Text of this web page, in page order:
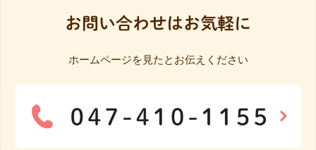
お問い合わせはお気軽に
ホームページを見たとお伝えください